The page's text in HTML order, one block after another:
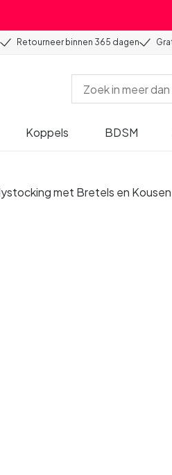
Retourneer binnen 365 dagen
Koppels BDSM